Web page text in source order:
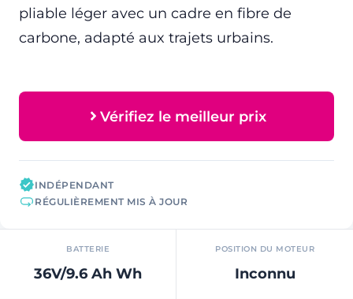
pliable léger avec un cadre en fibre de
carbone, adapté aux trajets urbains.
Vérifiez le meilleur prix
INDÉPENDANT
RÉGULIÈREMENT MIS À JOUR
BATTERIE
36V/9.6 Ah Wh
POSITION DU MOTEUR
Inconnu